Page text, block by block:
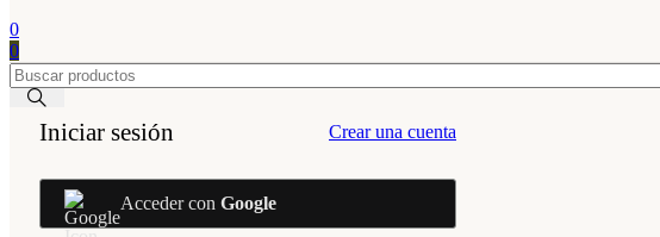
0
0
Iniciar sesión Crear una cuenta
Acceder con Google